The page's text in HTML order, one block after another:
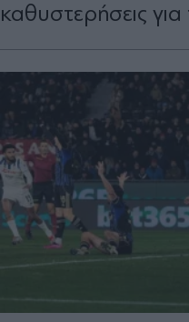
καθυστερήσεις